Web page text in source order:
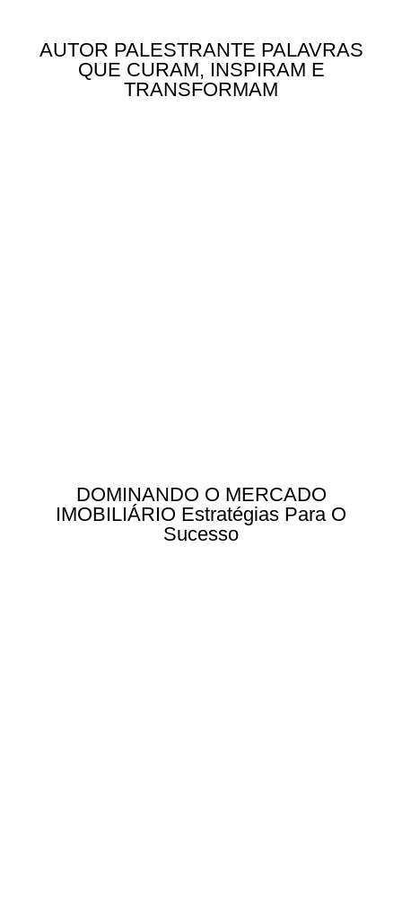
AUTOR PALESTRANTE PALAVRAS
QUE CURAM, INSPIRAM E
TRANSFORMAM
DOMINANDO O MERCADO
IMOBILIÁRIO Estratégias Para O
Sucesso